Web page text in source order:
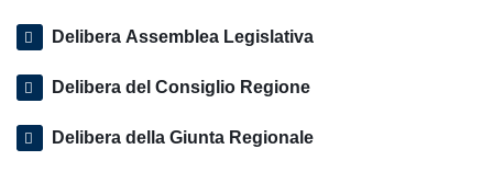
Delibera Assemblea Legislativa
Delibera del Consiglio Regione
Delibera della Giunta Regionale